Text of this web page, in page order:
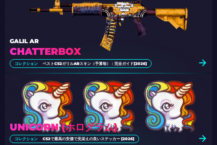
CHATTERBOX
GALIL AR
コレクション ベストCS2ガリルARスキン（予算毎）：完全ガイド[2026]
UNICORN (ホログラム)
コレクション CS2で最高の安価で見栄えの良いステッカー [2026]